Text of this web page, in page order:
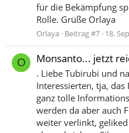
für die Bekämpfung
Rolle. Grüße Orlaya
Orlaya Beitrag #7 18.
O Monsanto... jetzt
. Liebe Tubirubi und
Interessierten, tja,
ganz tolle
werden da aber auch
weiter verlinkt,